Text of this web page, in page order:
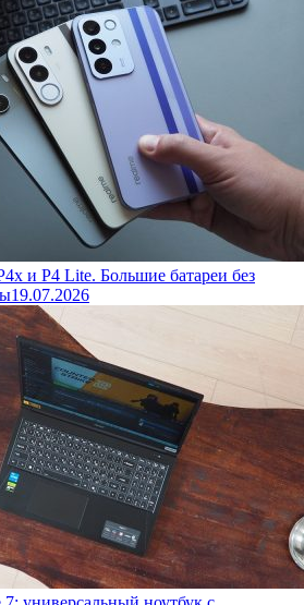
и P4 Lite. Большие батареи без
19.07.2026